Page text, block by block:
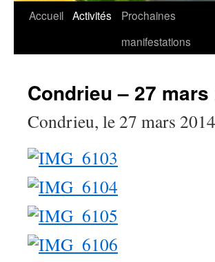
Accueil Activités
Prochaines
manifestations
Condrieu – 27 mars
Condrieu, le 27 mars 2014